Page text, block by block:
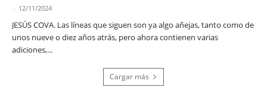
- 12/11/2024
JESÚS COVA. Las líneas que siguen son ya algo añejas, tanto como de
unos nueve o diez años atrás, pero ahora contienen varias
adiciones,...
Cargar más